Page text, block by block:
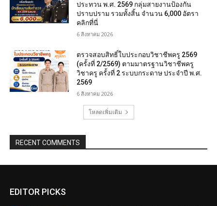
ประทวน พ.ศ. 2569 กลุ่มสายงานป้องกัน
ปราบปราม รวมทั้งสิ้น จำนวน 6,000 อัตรา
คลิกที่นี่
6 สิงหาคม 2026
ตรวจสอบสิทธิ์ใบประกอบวิชาชีพครู 2569
(ครั้งที่ 2/2569) ตามมาตรฐานวิชาชีพครู
วิชาครู ครั้งที่ 2 ระบบกระดาษ ประจำปี พ.ศ.
2569
6 สิงหาคม 2026
โหลดเพิ่มเติม
RECENT COMMENTS
EDITOR PICKS